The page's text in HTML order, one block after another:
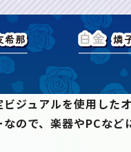
ジュアルを使用したオ
ので、楽器やPCなど